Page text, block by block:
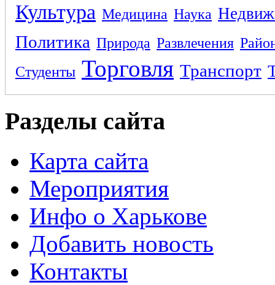
Культура Медицина Наука
Политика Природа Развлечения
Студенты Торговля Транспорт
Разделы сайта
Карта сайта
Мероприятия
Инфо о Харькове
Добавить новость
Контакты